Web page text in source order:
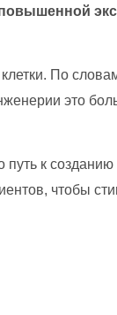
По
это
путь к
чтобы